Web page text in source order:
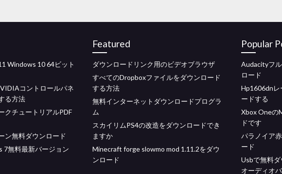
Windows 10 64ビット
コントロールパネ
る方法
クチュートリアルPDF
ン無料ダウンロード
7無料最新バージョン
Featured
ダウンロードリンク用のビデオブラウザ
すべてのDropboxファイルをダウンロード
する方法
無料インターネットダウンロードプログラ
ム
スカイリムPS4の改造をダウンロードでき
ますか
Minecraft forge slowmo mod 1.11.2をダウ
ンロード
Popular
Audacityフ
ロード
Hp1606dnレ
ードする
Xbox Oneの
ドです
パラノイア
ード
Usbで無料
オーディオ